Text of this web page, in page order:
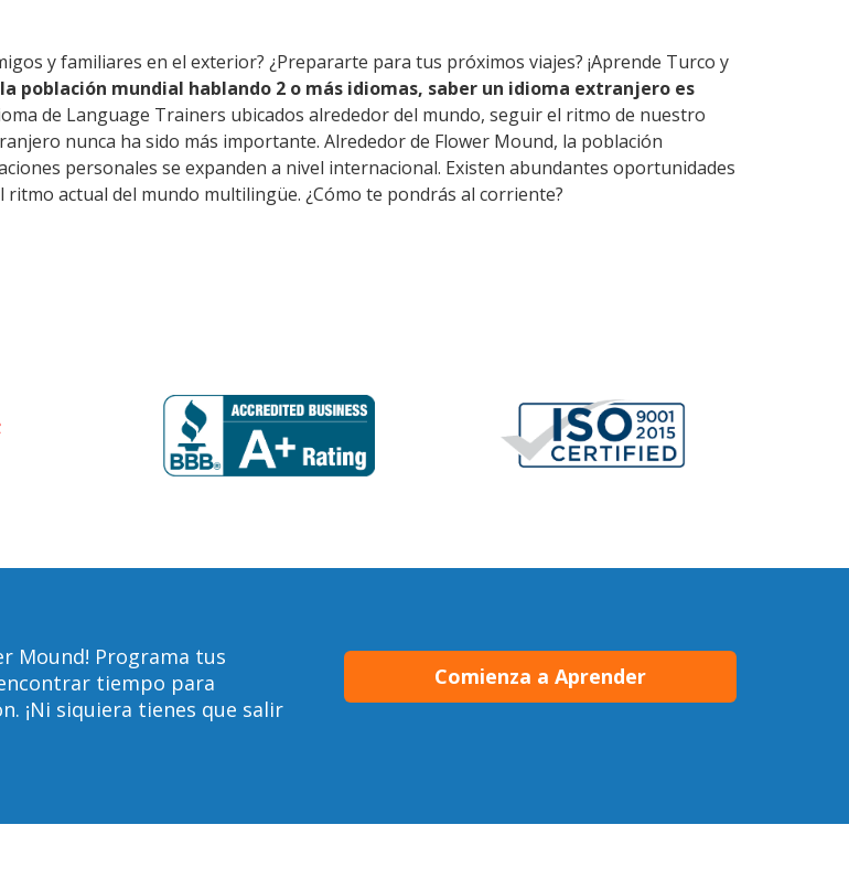
y familiares en el exterior? ¿Prepararte para tus próximos viajes? ¡Aprende Turco y
población mundial hablando 2 o más idiomas, saber un idioma extranjero es
de Language Trainers ubicados alrededor del mundo, seguir el ritmo de nuestro
nunca ha sido más importante. Alrededor de Flower Mound, la población
personales se expanden a nivel internacional. Existen abundantes oportunidades
actual del mundo multilingüe. ¿Cómo te pondrás al corriente?
Mound! Programa tus
tiempo para
¡Ni siquiera tienes que salir
Comienza a Aprender